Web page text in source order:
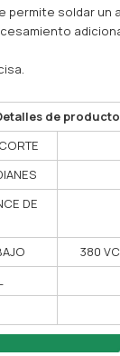
permite soldar un
de producto
DE
380